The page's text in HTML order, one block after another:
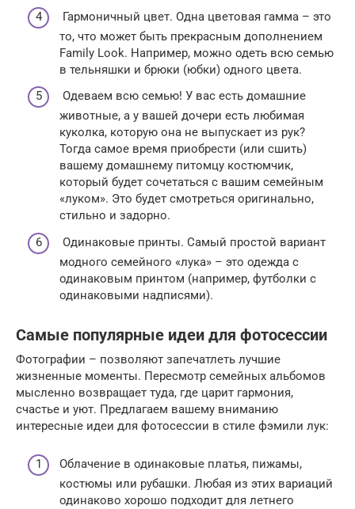
Гармоничный цвет. Одна цветовая гамма – это
то, что может быть прекрасным дополнением
Family Look. Например, можно одеть всю семью
в тельняшки и брюки (юбки) одного цвета.
Одеваем всю семью! У вас есть домашние
животные, а у вашей дочери есть любимая
куколка, которую она не выпускает из рук?
Тогда самое время приобрести (или сшить)
вашему домашнему питомцу костюмчик,
который будет сочетаться с вашим семейным
«луком». Это будет смотреться оригинально,
стильно и задорно.
Одинаковые принты. Самый простой вариант
модного семейного «лука» – это одежда с
одинаковым принтом (например, футболки с
одинаковыми надписями).
Самые популярные идеи для фотосессии
Фотографии – позволяют запечатлеть лучшие
жизненные моменты. Пересмотр семейных альбомов
мысленно возвращает туда, где царит гармония,
счастье и уют. Предлагаем вашему вниманию
интересные идеи для фотосессии в стиле фэмили лук:
Облачение в одинаковые платья, пижамы,
костюмы или рубашки. Любая из этих вариаций
одинаково хорошо подходит для летнего